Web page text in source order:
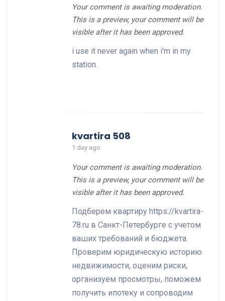
Your comment is awaiting moderation.
This is a preview, your comment will be
visible after it has been approved.
i use it never again when i'm in my
station.
Your comment is awaiting moderation.
This is a preview, your comment will be
visible after it has been approved.
Подберем квартиру https://kvartira-
78.ru в Санкт-Петербурге с учетом
ваших требований и бюджета.
Проверим юридическую историю
недвижимости, оценим риски,
организуем просмотры, поможем
получить ипотеку и сопроводим
kvartira 508
1 day ago